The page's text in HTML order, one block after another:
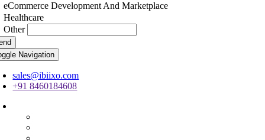
eCommerce Development And Marketplace
Healthcare
Other
Navigation
sales@ibiixo.com
+91 8460184608